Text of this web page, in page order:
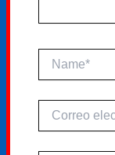
electrónico*